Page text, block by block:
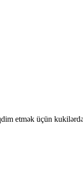
etmək üçün